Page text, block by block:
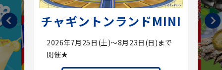
チャギントンランドMINI
2026年7月25日(土)～8月23日(日)まで
開催★